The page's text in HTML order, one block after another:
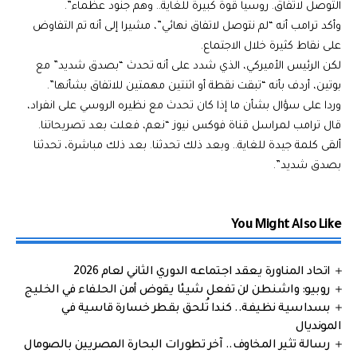
التوصل لاتفاق. روسيا قوة كبيرة للغاية.. وهم جنود عظماء”.
وأكد ترامب أنه “لم نتوصل لاتفاق نهائي”، مشيرا إلى أنه تم التفاوض
على نقاط كثيرة خلال الاجتماع.
لكن الرئيس الأميركي، الذي شدد على أنه تحدث “بصدق شديد” مع
بوتين، أردف بأنه “تبقت نقطة أو اثنتين مهمتين للاتفاق بشأنها”.
وردا على سؤال بشأن ما إذا كان تحدث مع نظيره الروسي على انفراد،
قال ترامب لمراسل قناة فوكس نيوز “نعم، فعلت بعد تصريحاتنا.
ألقى كلمة جيدة للغاية.. وبعد ذلك تحدثنا. بعد ذلك مباشرة، تحدثنا
بصدق شديد”.
You Might Also Like
اتحاد المناورة يعقد اجتماعه الدوري الثاني لعام 2026
روبيو: واشنطن لن تفعل شيئا يقوض أمن الحلفاء في الخليج
بسداسية نظيفة.. كندا تُلحق بقطر خسارة قاسية في
المونديال
رسالة تثير المخاوف.. آخر تطورات البحارة المصريين بالصومال